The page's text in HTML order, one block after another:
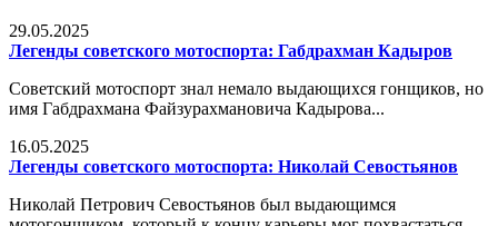
29.05.2025
Легенды советского мотоспорта: Габдрахман Кадыров
Советский мотоспорт знал немало выдающихся гонщиков, но
имя Габдрахмана Файзурахмановича Кадырова...
16.05.2025
Легенды советского мотоспорта: Николай Севостьянов
Николай Петрович Севостьянов был выдающимся